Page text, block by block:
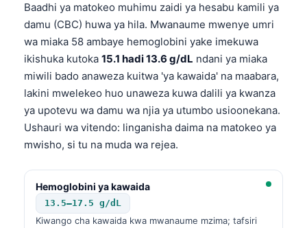
Baadhi ya matokeo muhimu zaidi ya hesabu kamili ya
damu (CBC) huwa ya hila. Mwanaume mwenye umri
wa miaka 58 ambaye hemoglobini yake imekuwa
ikishuka kutoka 15.1 hadi 13.6 g/dL ndani ya miaka
miwili bado anaweza kuitwa 'ya kawaida' na maabara,
lakini mwelekeo huo unaweza kuwa dalili ya kwanza
ya upotevu wa damu wa njia ya utumbo usioonekana.
Ushauri wa vitendo: linganisha daima na matokeo ya
mwisho, si tu na muda wa rejea.
Hemoglobini ya kawaida
13.5–17.5 g/dL
Kiwango cha kawaida kwa mwanaume mzima; tafsiri